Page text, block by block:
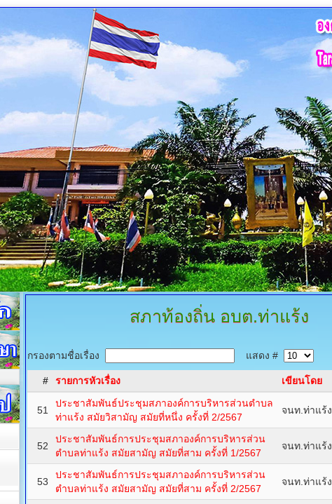
สภาท้องถิ่น อบต.ท่าแร้ง
กรองตามชื่อเรื่อง แสดง #
# รายการหัวเรื่อง เขียนโดย
51
ประชาสัมพันธ์ประชุมสภาองค์การบริหารส่วนตำบล
ท่าแร้ง สมัยวิสามัญ สมัยที่หนึ่ง ครั้งที่ 2/2567
จนท.ท่าแร้ง
52
ประชาสัมพันธ์การประชุมสภาองค์การบริหารส่วน
ตำบลท่าแร้ง สมัยสามัญ สมัยที่สาม ครั้งที่ 1/2567
จนท.ท่าแร้ง
53
ประชาสัมพันธ์การประชุมสภาองค์การบริหารส่วน
ตำบลท่าแร้ง สมัยสามัญ สมัยที่สาม ครั้งที่ 2/2567
จนท.ท่าแร้ง